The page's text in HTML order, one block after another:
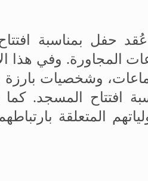
عُقد حفل بمناسبة
المجاورة. وفي هذا
وشخصيات
افتتاح المسجد.
المتعلقة